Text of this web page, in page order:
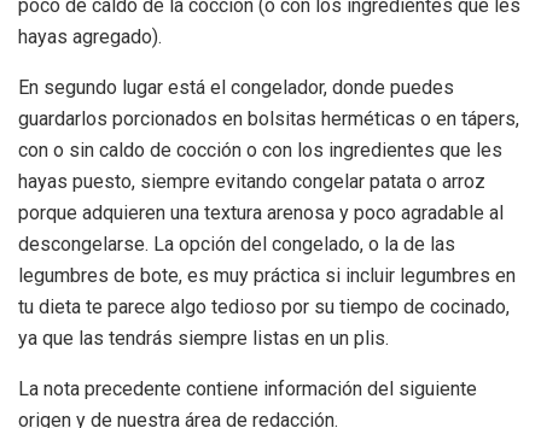
poco de caldo de la cocción (o con los ingredientes que les
hayas agregado).
En segundo lugar está el congelador, donde puedes
guardarlos porcionados en bolsitas herméticas o en tápers,
con o sin caldo de cocción o con los ingredientes que les
hayas puesto, siempre evitando congelar patata o arroz
porque adquieren una textura arenosa y poco agradable al
descongelarse. La opción del congelado, o la de las
legumbres de bote, es muy práctica si incluir legumbres en
tu dieta te parece algo tedioso por su tiempo de cocinado,
ya que las tendrás siempre listas en un plis.
La nota precedente contiene información del siguiente
origen y de nuestra área de redacción.